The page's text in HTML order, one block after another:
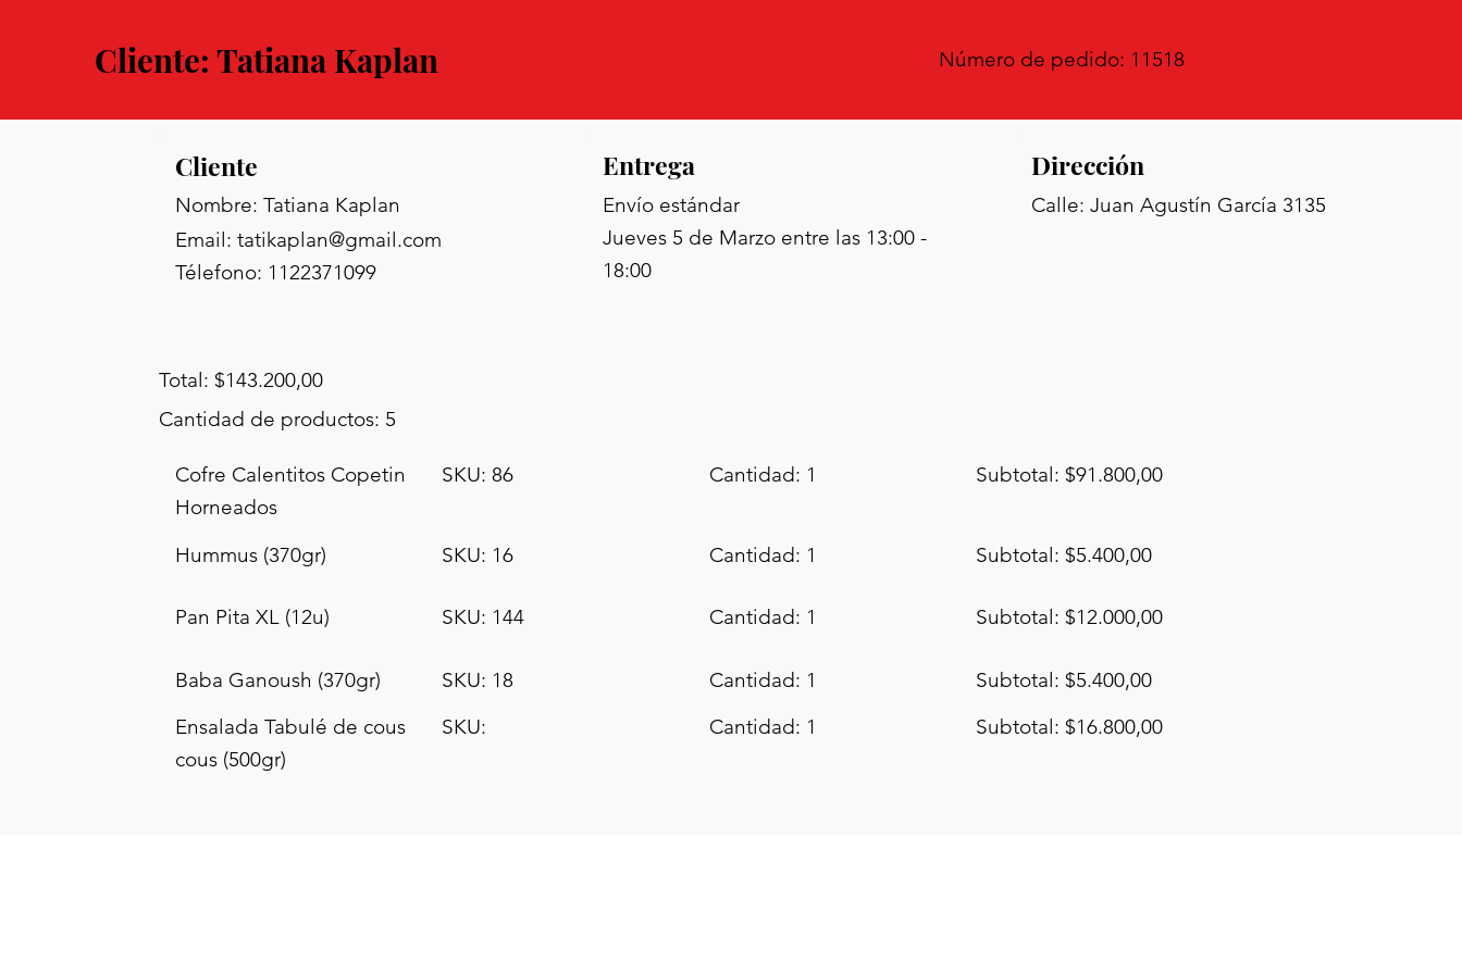
Cliente: Tatiana Kaplan Número de pedido: 11518
Cliente
Nombre: Tatiana Kaplan
Email:tatikaplan@gmail.com
Télefono: 1122371099
Entrega
Envío estándar
Jueves 5 de Marzo entre las 13:00 -
18:00
Dirección
Calle: Juan Agustín García 3135
Total: $143.200,00
Cantidad de productos: 5
Cofre Calentitos Copetin
Horneados
SKU: 86 Cantidad: 1 Subtotal: $91.800,00
Hummus (370gr) SKU: 16 Cantidad: 1 Subtotal: $5.400,00
Pan Pita XL (12u) SKU: 144 Cantidad: 1 Subtotal: $12.000,00
Baba Ganoush (370gr) SKU: 18 Cantidad: 1
Subtotal: $5.400,00
Ensalada Tabulé de cous
cous (500gr)
SKU: Cantidad: 1 Subtotal: $16.800,00